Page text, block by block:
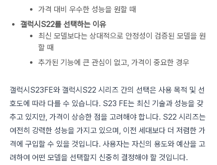
가격 대비 우수한 성능을 원할 때
갤럭시S22를 선택하는 이유
최신 모델보다는 상대적으로 안정성이 검증된 모델을 원
할 때
추가된 기능에 큰 관심이 없고, 가격이 중요한 경우
갤럭시S23FE와 갤럭시S22 시리즈 간의 선택은 사용 목적 및 선
호도에 따라 다를 수 있습니다. S23 FE는 최신 기술과 성능을 갖
추고 있지만, 가격이 상승한 점을 고려해야 합니다. S22 시리즈는
여전히 강력한 성능을 가지고 있으며, 이전 세대보다 더 저렴한 가
격에 구입할 수 있을 것입니다. 사용자는 자신의 용도와 예산을 고
려하여 어떤 모델을 선택할지 신중히 결정해야 할 것입니다.